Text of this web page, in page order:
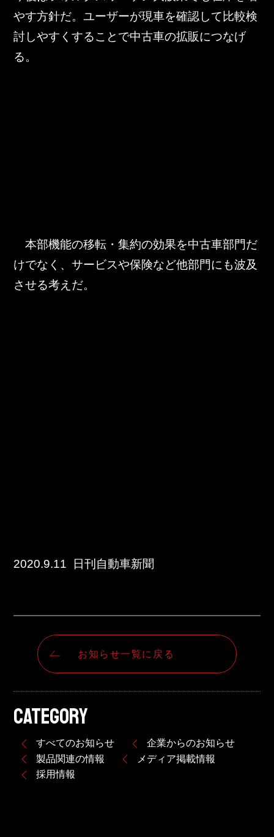
やす方針だ。ユーザーが現車を確認して比較検
討しやすくすることで中古車の拡販につなげ
る。
本部機能の移転・集約の効果を中古車部門だ
けでなく、サービスや保険など他部門にも波及
させる考えだ。
2020.9.11  日刊自動車新聞
お知らせ一覧に戻る
CATEGORY
すべてのお知らせ
企業からのお知らせ
製品関連の情報
メディア掲載情報
採用情報